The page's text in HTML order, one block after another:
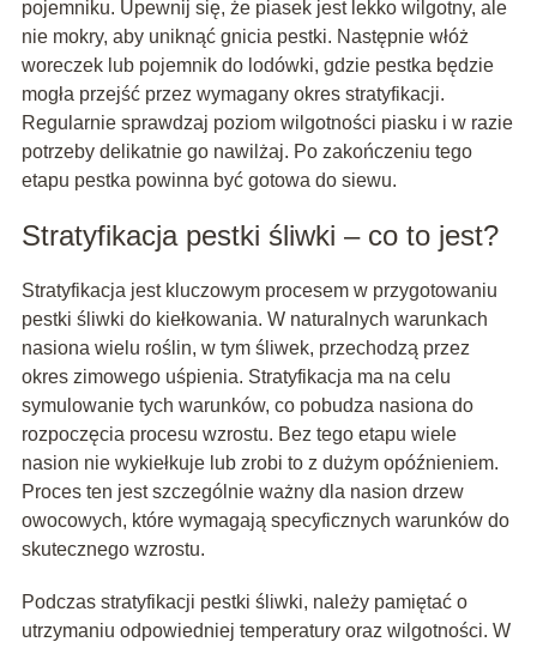
pojemniku. Upewnij się, że piasek jest lekko wilgotny, ale
nie mokry, aby uniknąć gnicia pestki. Następnie włóż
woreczek lub pojemnik do lodówki, gdzie pestka będzie
mogła przejść przez wymagany okres stratyfikacji.
Regularnie sprawdzaj poziom wilgotności piasku i w razie
potrzeby delikatnie go nawilżaj. Po zakończeniu tego
etapu pestka powinna być gotowa do siewu.
Stratyfikacja pestki śliwki – co to jest?
Stratyfikacja jest kluczowym procesem w przygotowaniu
pestki śliwki do kiełkowania. W naturalnych warunkach
nasiona wielu roślin, w tym śliwek, przechodzą przez
okres zimowego uśpienia. Stratyfikacja ma na celu
symulowanie tych warunków, co pobudza nasiona do
rozpoczęcia procesu wzrostu. Bez tego etapu wiele
nasion nie wykiełkuje lub zrobi to z dużym opóźnieniem.
Proces ten jest szczególnie ważny dla nasion drzew
owocowych, które wymagają specyficznych warunków do
skutecznego wzrostu.
Podczas stratyfikacji pestki śliwki, należy pamiętać o
utrzymaniu odpowiedniej temperatury oraz wilgotności. W